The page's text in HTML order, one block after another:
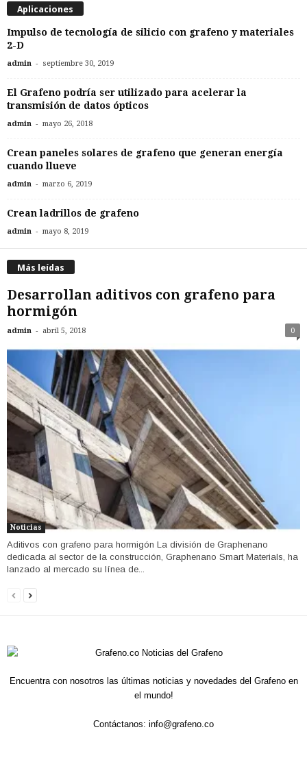
Aplicaciones
Impulso de tecnología de silicio con grafeno y materiales
2-D
admin - septiembre 30, 2019
El Grafeno podría ser utilizado para acelerar la
transmisión de datos ópticos
admin - mayo 26, 2018
Crean paneles solares de grafeno que generan energía
cuando llueve
admin - marzo 6, 2019
Crean ladrillos de grafeno
admin - mayo 8, 2019
Más leídas
Desarrollan aditivos con grafeno para
hormigón
admin - abril 5, 2018 0
Noticias
Aditivos con grafeno para hormigón La división de Graphenano
dedicada al sector de la construcción, Graphenano Smart Materials, ha
lanzado al mercado su línea de...
Encuentra con nosotros las últimas noticias y novedades del Grafeno en
el mundo!
Contáctanos: info@grafeno.co